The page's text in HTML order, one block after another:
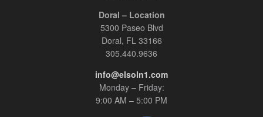
Doral – Location
5300 Paseo Blvd
Doral, FL 33166
305.440.9636
info@elsoln1.com
Monday – Friday:
9:00 AM – 5:00 PM